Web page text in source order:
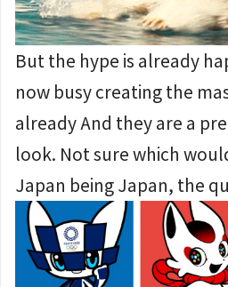
But the hype is already
now busy creating the
already And they are a
look. Not sure which
Japan being Japan, the